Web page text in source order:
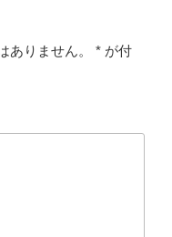
ありません。 * が付